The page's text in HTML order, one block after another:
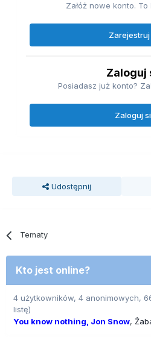
Załóż nowe konto.
Zarejestruj
Zaloguj
Posiadasz już konto?
Zaloguj
Udostępnij
Tematy
Kto jest online?
4 użytkowników, 4 anonimowych,
listę)
You know nothing, Jon Snow